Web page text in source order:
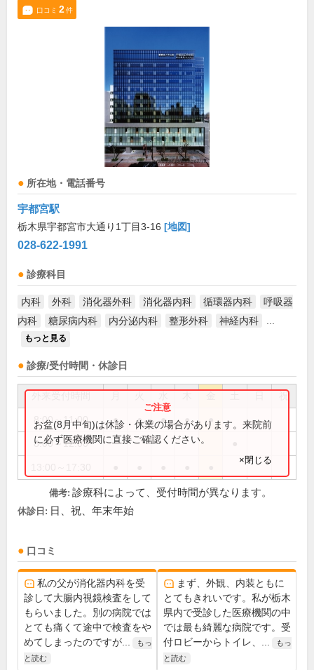
口コミ 2件
所在地・電話番号
宇都宮駅
栃木県宇都宮市大通り1丁目3-16 [地図]
028-622-1991
診療科目
内科 外科 消化器外科 消化器内科 循環器内科
呼吸器
内科
糖尿病内科 内分泌内科 整形外科 神経内科
もっと見る
診療/受付時間・休診日
祝
8:00～11:00 ● ● ● ● ●
8:00～12:00
お盆(8月中旬)は休診・休業の場合があります。来院前
に必ず医療機関に直接ご確認ください。
×閉じる
備考: 診療科によって、受付時間が異なります。
休診日: 日、祝、年末年始
口コミ
私の父が消化器内科を受
診して大腸内視鏡検査をして
もらいました。別の病院では
とても痛くて途中で検査をや
めてしまったのですが...
もっ
と読む
まず、外観、内装ともに
とてもきれいです。私が栃木
県内で受診した医療機関の中
では最も綺麗な病院です。受
付ロビーからトイレ、...
もっ
と読む